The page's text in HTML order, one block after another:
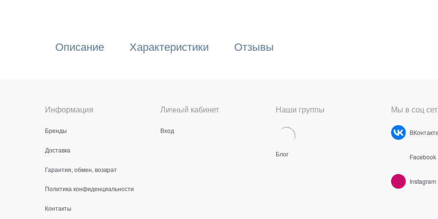
Описание Характеристики Отзывы
Информация
Бренды
Доставка
Гарантия, обмен, возврат
Политика конфиденциальности
Контакты
Личный кабинет
Вход
Наши группы
Блог
Мы в соц
Facebook
Instagram